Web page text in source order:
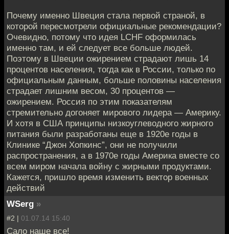
Почему именно Швеция стала первой страной, в
которой пересмотрели официальные рекомендации?
Очевидно, потому что идея LCHF оформилась
именно там, и ей следует все больше людей.
Поэтому в Швеции ожирением страдают лишь 14
процентов населения, тогда как в России, только по
официальным данным, больше половины населения
страдает лишним весом, 30 процентов —
ожирением. Россия по этим показателям
стремительно догоняет мирового лидера — Америку.
И хотя в США принципы низкоуглеводного жирного
питания были разработаны еще в 1920е годы в
Клинике “Джон Хопкинс”, они не получили
распространения, а в 1970е годы Америка вместе со
всем миром начала войну с жирными продуктами.
Кажется, пришло время изменить вектор военных
действий
WSerg »
#2 | 01.07.14 15:40
Сало наше все!